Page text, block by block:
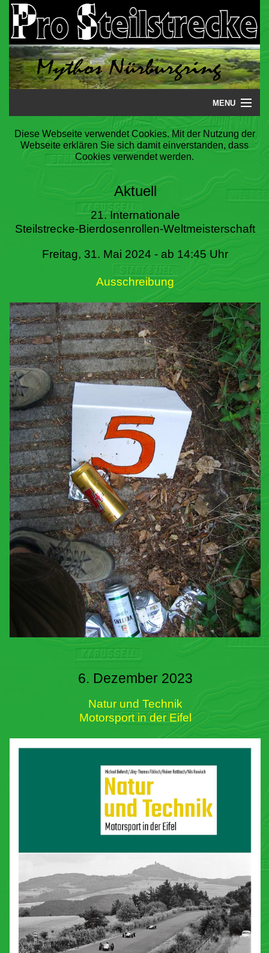
MENU
Startseite
Steilstrecke
Literatur
Termine
Diese Webseite verwendet Cookies. Mit der Nutzung der
Webseite erklären Sie sich damit einverstanden, dass
Cookies verwendet werden.
Aktuell
21. Internationale
Steilstrecke-Bierdosenrollen-Weltmeisterschaft
Freitag, 31. Mai 2024 - ab 14:45 Uhr
Ausschreibung
6. Dezember 2023
Natur und Technik
Motorsport in der Eifel